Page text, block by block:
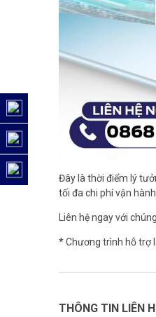
Đây là thời điểm lý
tối đa chi phí vận
Liên hệ ngay với
* Chương trình hỗ trợ
THÔNG TIN LIÊN